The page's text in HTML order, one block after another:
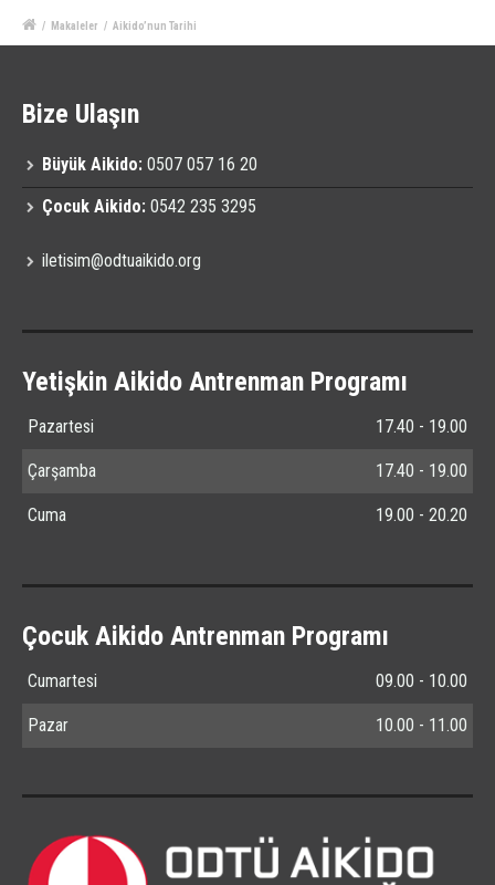
/ Makaleler / Aikido’nun Tarihi
Bize Ulaşın
Büyük Aikido: 0507 057 16 20
Çocuk Aikido: 0542 235 3295
iletisim@odtuaikido.org
Yetişkin Aikido Antrenman Programı
Pazartesi 17.40 - 19.00
Çarşamba 17.40 - 19.00
Cuma 19.00 - 20.20
Çocuk Aikido Antrenman Programı
Cumartesi 09.00 - 10.00
Pazar 10.00 - 11.00